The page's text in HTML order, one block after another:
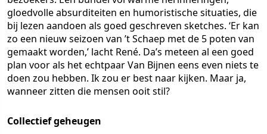
gloedvolle absurditeiten en humoristische situaties, die
bij lezen aandoen als goed geschreven sketches. ‘Er kan
zo een nieuw seizoen van ’t Schaep met de 5 poten van
gemaakt worden,’ lacht René. Da’s meteen al een goed
plan voor als het echtpaar Van Bijnen eens even niets te
doen zou hebben. Ik zou er best naar kijken. Maar ja,
wanneer zitten die mensen ooit stil?
Collectief geheugen